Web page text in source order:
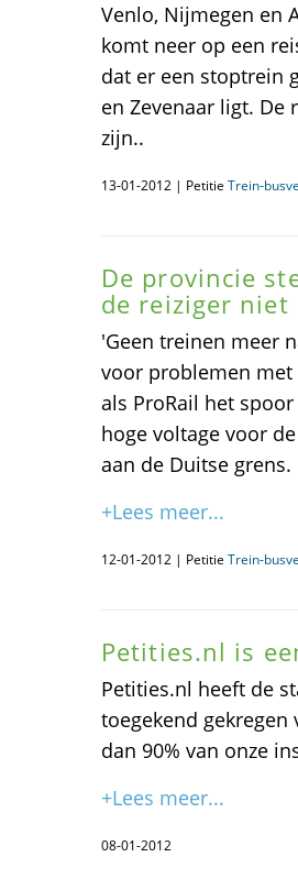
Venlo, Nijmegen en
komt neer op een
dat er een stoptrein
en Zevenaar ligt.
zijn..
13-01-2012 | Petitie Trein-
De provincie
de reiziger niet
'Geen treinen meer
voor problemen met
als ProRail het
hoge voltage voor
aan de Duitse grens.
+Lees meer...
12-01-2012 | Petitie Trein-
Petities.nl is
Petities.nl heeft de
toegekend
dan 90% van onze
+Lees meer...
08-01-2012